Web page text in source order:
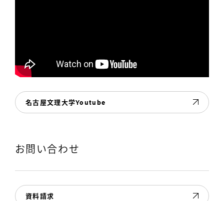
名古屋文理大学Youtube
お問い合わせ
資料請求